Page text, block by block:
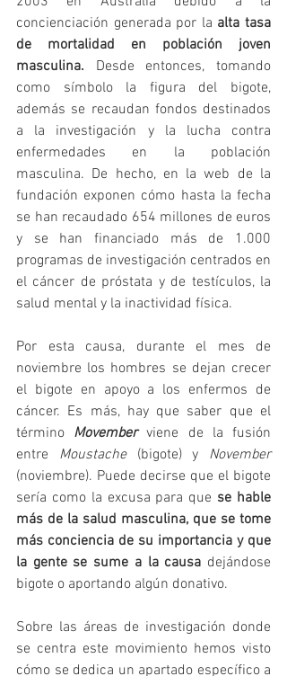
concienciación generada por la alta tasa
de mortalidad en población joven
masculina. Desde entonces, tomando
como símbolo la figura del bigote,
además se recaudan fondos destinados
a la investigación y la lucha contra
enfermedades en la población
masculina. De hecho, en la web de la
fundación exponen cómo hasta la fecha
se han recaudado 654 millones de euros
y se han financiado más de 1.000
programas de investigación centrados en
el cáncer de próstata y de testículos, la
salud mental y la inactividad física.
Por esta causa, durante el mes de
noviembre los hombres se dejan crecer
el bigote en apoyo a los enfermos de
cáncer. Es más, hay que saber que el
término Movember viene de la fusión
entre Moustache (bigote) y
November
(noviembre). Puede decirse que el bigote
sería como la excusa para que se hable
más de la salud masculina, que se tome
más conciencia de su importancia y que
la gente se sume a la causa dejándose
bigote o aportando algún donativo.
Sobre las áreas de investigación donde
se centra este movimiento hemos visto
cómo se dedica un apartado específico a